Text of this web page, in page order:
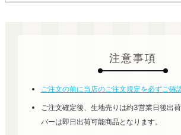
注意事項
ご注文の前に当店のご注文規定を必ずご確
ご注文確定後、生地売りは約3営業日後出
バーは即日出荷可能商品となります。